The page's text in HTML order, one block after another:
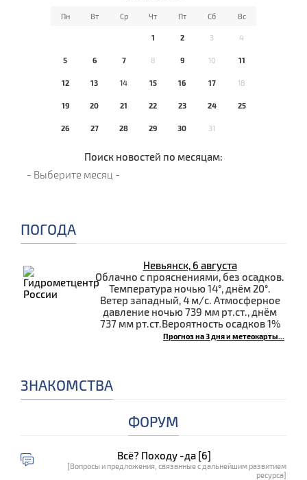
Пн Вт Ср Чт Пт Сб Вс
1 2 3 4
5 6 7 8 9 10 11
12 13 14 15 16 17 18
19 20 21 22 23 24 25
26 27 28 29 30 31
Поиск новостей по месяцам:
ПОГОДА
Невьянск, 6 августа
Облачно с прояснениями, без осадков.
Температура ночью 14°, днём 20°.
Ветер западный, 4 м/с. Атмосферное
давление ночью 739 мм рт.ст., днём
737 мм рт.ст.Вероятность осадков 1%
Прогноз на 3 дня и метеокарты...
ЗНАКОМСТВА
ФОРУМ
Всё? Походу -да [6]
[Вопросы и предложения, связанные с дальнейшим развитием
ресурса]